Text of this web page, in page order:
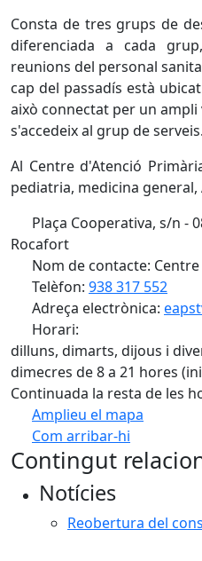
Consta de tres grups de
diferenciada a cada
reunions del personal
cap del passadís està
això connectat per un ampli
s'accedeix al grup de serveis.
Al Centre d'Atenció
pediatria, medicina general,
Plaça Cooperativa, s/n -
Rocafort
Nom de contacte:
Telèfon: 938 317 552
Adreça electrònica:
Horari:
dilluns, dimarts, dijous i
dimecres de 8 a 21 hores
Continuada la resta de les
Amplieu el mapa
Com arribar-hi
+
Contingut
Notícies
Reobertura del